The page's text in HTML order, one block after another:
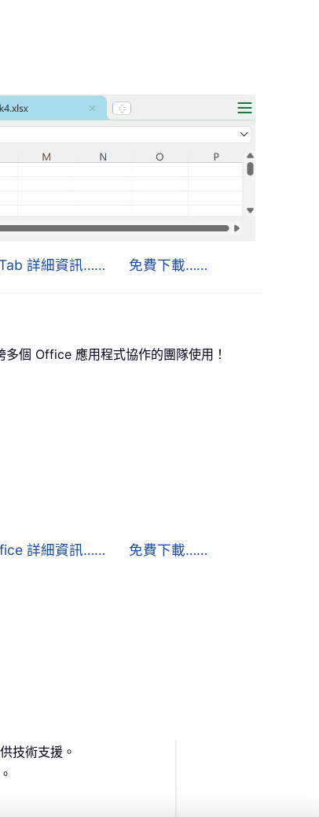
詳細資訊…… 免費下載……
個 Office 應用程式協作的團隊使用！
詳細資訊…… 免費下載……
技術支援。